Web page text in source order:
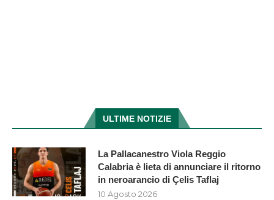
ULTIME NOTIZIE
La Pallacanestro Viola Reggio
Calabria è lieta di annunciare il ritorno
in neroarancio di Çelis Taflaj
10 Agosto 2026